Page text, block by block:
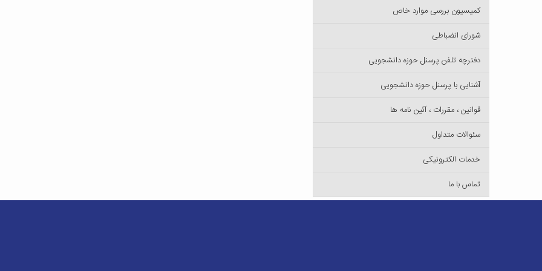
کمیسیون بررسی موارد خاص
شورای انضباطی
دفترچه تلفن پرسنل حوزه دانشجویی
آشنایی با پرسنل حوزه دانشجویی
قوانین ، مقررات ، آئین نامه ها
سئوالات متداول
خدمات الکترونیکی
تماس با ما